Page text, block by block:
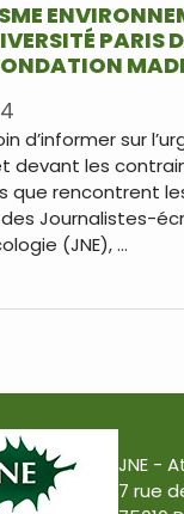
PARIS
d’informer sur
devant les
que rencontrent
Journalistes-
(JNE), …
JNE -
7 rue